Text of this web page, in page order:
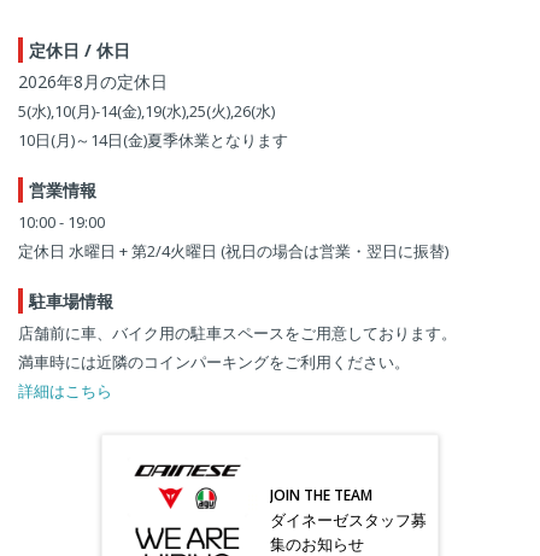
定休日 / 休日
2026年8月の定休日
5(水),10(月)-14(金),19(水),25(火),26(水)
10日(月)～14日(金)夏季休業となります
営業情報
10:00 - 19:00
定休日 水曜日 + 第2/4火曜日 (祝日の場合は営業・翌日に振替)
駐車場情報
店舗前に車、バイク用の駐車スペースをご用意しております。
満車時には近隣のコインパーキングをご利用ください。
詳細はこちら
JOIN THE TEAM
ダイネーゼスタッフ募
集のお知らせ